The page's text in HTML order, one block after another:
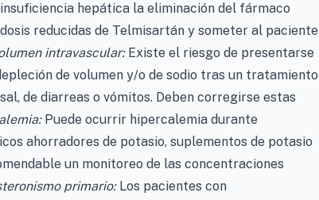
hepática la eliminación del fármaco
reducidas de Telmisartán y someter al paciente
intravascular:Existe el riesgo de presentarse
de volumen y/o de sodio tras un tratamiento
de diarreas o vómitos. Deben corregirse estas
Puede ocurrir hipercalemia durante
ahorradores de potasio, suplementos de potasio
un monitoreo de las concentraciones
primario:Los pacientes con